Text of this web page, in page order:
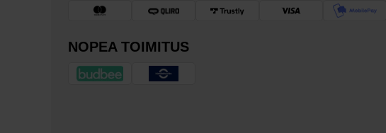
NOPEA TOIMITUS